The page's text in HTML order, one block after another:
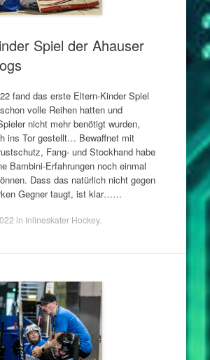
Spiel der Ahauser
fand das erste Eltern-Kinder Spiel
volle Reihen hatten und
nicht mehr benötigt wurden,
ins Tor gestellt… Bewaffnet mit
Fang- und Stockhand habe
Bambini-Erfahrungen noch einmal
Dass das natürlich nicht gegen
Gegner taugt, ist klar……
in Inlineskater Hockey.